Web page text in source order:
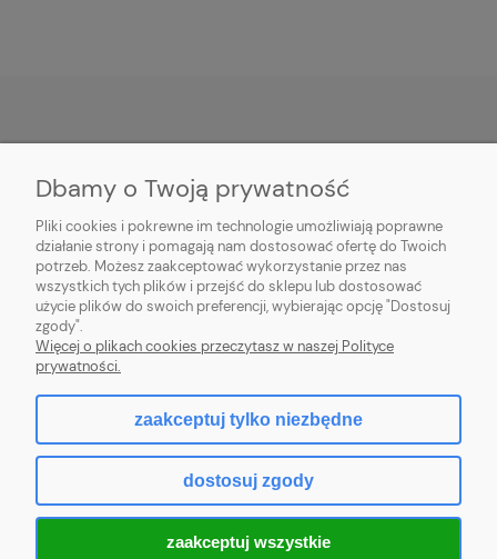
PŁATNOŚĆ I DOSTAWA
MOJE KONTO
O FIRMIE
Sklep internetowy Shoper.pl
Dbamy o Twoją prywatność
Pliki cookies i pokrewne im technologie umożliwiają poprawne
działanie strony i pomagają nam dostosować ofertę do Twoich
potrzeb. Możesz zaakceptować wykorzystanie przez nas
wszystkich tych plików i przejść do sklepu lub dostosować
użycie plików do swoich preferencji, wybierając opcję "Dostosuj
zgody".
Więcej o plikach cookies przeczytasz w naszej Polityce
prywatności.
zaakceptuj tylko niezbędne
dostosuj zgody
zaakceptuj wszystkie